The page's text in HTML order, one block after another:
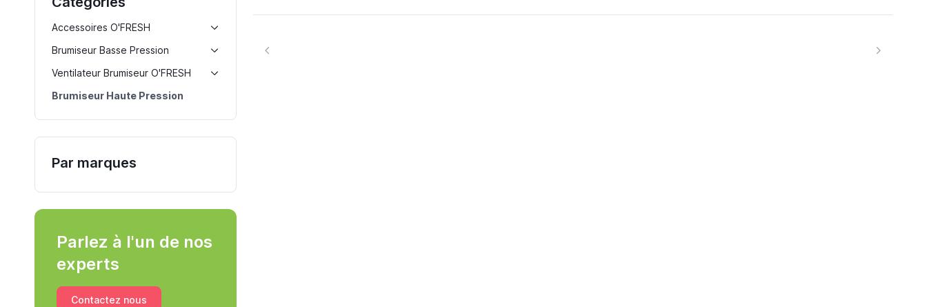
Accessoires O'FRESH
Brumiseur Basse Pression
Ventilateur Brumiseur O'FRESH
Brumiseur Haute Pression
Par marques
Parlez à l'un de nos
experts
Contactez nous